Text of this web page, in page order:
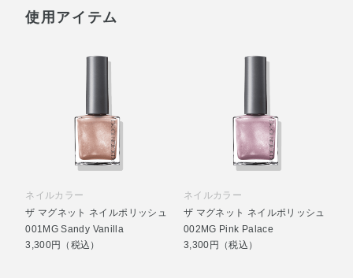
使用アイテム
ネイルカラー
ザ マグネット ネイルポリッシュ
001MG Sandy Vanilla
3,300円（税込）
ネイルカラー
ザ マグネット ネイルポリッシュ
002MG Pink Palace
3,300円（税込）